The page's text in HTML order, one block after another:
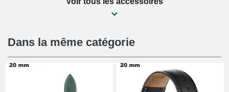
Kit Réparation Montre Débutant
16,90 €
Pied à Coulisse Numérique
Dans la même catégorie